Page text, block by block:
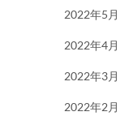
2022年5月
2022年4月
2022年3月
2022年2月